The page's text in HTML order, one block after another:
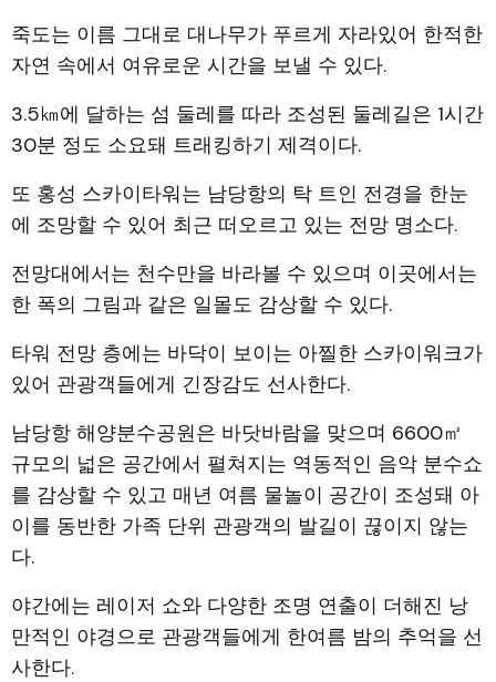
죽도는 이름 그대로 대나무가 푸르게 자라있어 한적한
자연 속에서 여유로운 시간을 보낼 수 있다.
3.5㎞에 달하는 섬 둘레를 따라 조성된 둘레길은 1시간
30분 정도 소요돼 트래킹하기 제격이다.
또 홍성 스카이타워는 남당항의 탁 트인 전경을 한눈
에 조망할 수 있어 최근 떠오르고 있는 전망 명소다.
전망대에서는 천수만을 바라볼 수 있으며 이곳에서는
한 폭의 그림과 같은 일몰도 감상할 수 있다.
타워 전망 층에는 바닥이 보이는 아찔한 스카이워크가
있어 관광객들에게 긴장감도 선사한다.
남당항 해양분수공원은 바닷바람을 맞으며 6600㎡
규모의 넓은 공간에서 펼쳐지는 역동적인 음악 분수쇼
를 감상할 수 있고 매년 여름 물놀이 공간이 조성돼 아
이를 동반한 가족 단위 관광객의 발길이 끊이지 않는
다.
야간에는 레이저 쇼와 다양한 조명 연출이 더해진 낭
만적인 야경으로 관광객들에게 한여름 밤의 추억을 선
사한다.